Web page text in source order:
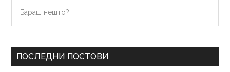
HR
Primary
Sidebar
нешто?
ПОСЛЕДНИ ПОСТОВИ